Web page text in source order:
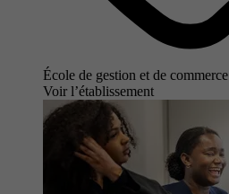
École de gestion et de commerce
Voir l’établissement